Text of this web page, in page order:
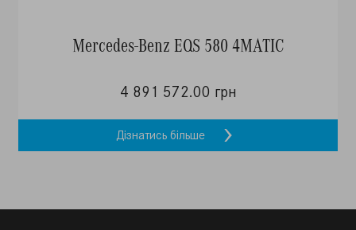
Mercedes-Benz EQS 580 4MATIC
4 891 572.00 грн
Дізнатись більше